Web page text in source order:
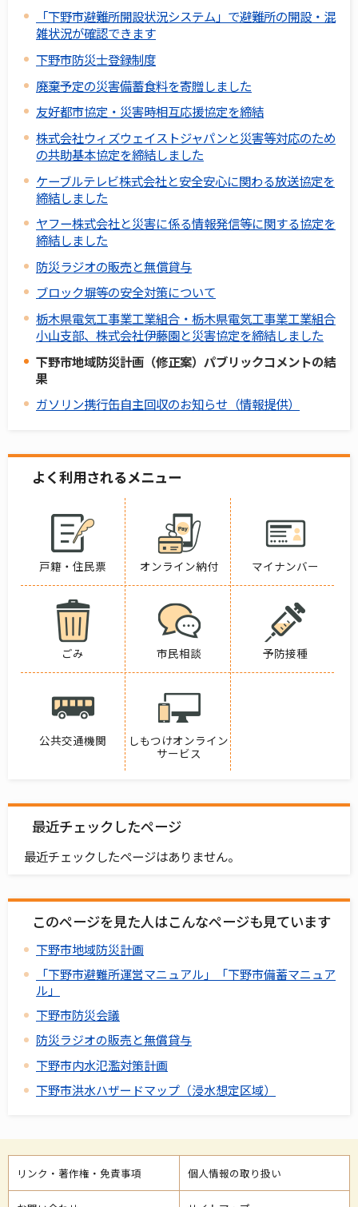
「下野市避難所開設状況システム」で避難所の開設・混
雑状況が確認できます
下野市防災士登録制度
廃棄予定の災害備蓄食料を寄贈しました
友好都市協定・災害時相互応援協定を締結
株式会社ウィズウェイストジャパンと災害等対応のため
の共助基本協定を締結しました
ケーブルテレビ株式会社と安全安心に関わる放送協定を
締結しました
ヤフー株式会社と災害に係る情報発信等に関する協定を
締結しました
防災ラジオの販売と無償貸与
ブロック塀等の安全対策について
栃木県電気工事業工業組合・栃木県電気工事業工業組合
小山支部、株式会社伊藤園と災害協定を締結しました
下野市地域防災計画（修正案）パブリックコメントの結
果
ガソリン携行缶自主回収のお知らせ（情報提供）
よく利用されるメニュー
戸籍・住民票 オンライン納付 マイナンバー
ごみ 市民相談 予防接種
公共交通機関
しもつけオンライン
サービス
最近チェックしたページ
最近チェックしたページはありません。
このページを見た人はこんなページも見ています
下野市地域防災計画
「下野市避難所運営マニュアル」「下野市備蓄マニュア
ル」
下野市防災会議
防災ラジオの販売と無償貸与
下野市内水氾濫対策計画
下野市洪水ハザードマップ（浸水想定区域）
リンク・著作権・免責事項 個人情報の取り扱い